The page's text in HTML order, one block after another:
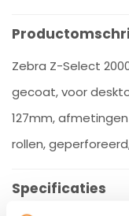
Zebra Z-Select
gecoat, voor
127mm, afmetingen
rollen,
Specificaties